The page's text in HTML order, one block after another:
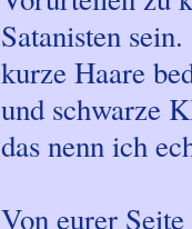
Satanisten sein.
kurze Haare
und schwarze
das nenn ich
Von eurer